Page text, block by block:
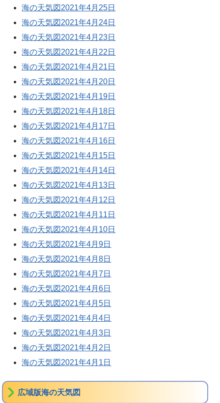
海の天気図2021年4月25日
海の天気図2021年4月24日
海の天気図2021年4月23日
海の天気図2021年4月22日
海の天気図2021年4月21日
海の天気図2021年4月20日
海の天気図2021年4月19日
海の天気図2021年4月18日
海の天気図2021年4月17日
海の天気図2021年4月16日
海の天気図2021年4月15日
海の天気図2021年4月14日
海の天気図2021年4月13日
海の天気図2021年4月12日
海の天気図2021年4月11日
海の天気図2021年4月10日
海の天気図2021年4月9日
海の天気図2021年4月8日
海の天気図2021年4月7日
海の天気図2021年4月6日
海の天気図2021年4月5日
海の天気図2021年4月4日
海の天気図2021年4月3日
海の天気図2021年4月2日
海の天気図2021年4月1日
広域版海の天気図